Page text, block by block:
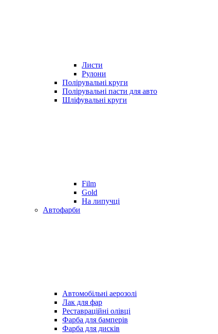
Листи
Рулони
Полірувальні круги
Полірувальні пасти для авто
Шліфувальні круги
Film
Gold
На липучці
Автофарби
Автомобільні аерозолі
Лак для фар
Реставраційні олівці
Фарба для бамперів
Фарба для дисків